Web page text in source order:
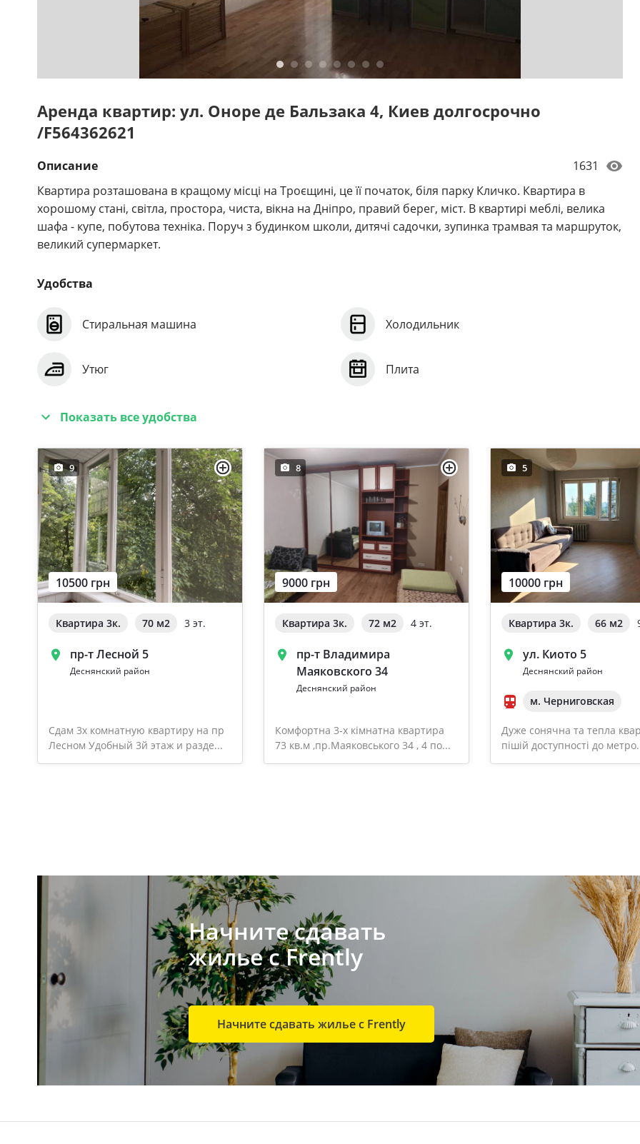
Аренда квартир: ул. Оноре де Бальзака 4, Киев долгосрочно
/F564362621
Описание
1631
Квартира розташована в кращому місці на Троєщині, це її початок, біля парку Кличко. Квартира в
хорошому стані, світла, простора, чиста, вікна на Дніпро, правий берег, міст. В квартирі меблі, велика
шафа - купе, побутова техніка. Поруч з будинком школи, дитячі садочки, зупинка трамвая та маршруток,
великий супермаркет.
Удобства
Стиральная машина Холодильник
Утюг Плита
Показать все удобства
9
10500 грн
Квартира 3к. 70 м2 3 эт.
пр-т Лесной 5
Деснянский район
Сдам 3х комнатную квартиру на пр
Лесном Удобный 3й этаж и разде...
8
9000 грн
Квартира 3к. 72 м2 4 эт.
пр-т Владимира
Маяковского 34
Деснянский район
Комфортна 3-х кімнатна квартира
73 кв.м ,пр.Маяковського 34 , 4 по...
5
10000 грн
Квартира 3к. 66 м2
ул. Киото 5
Деснянский район
м. Черниговская
Дуже сонячна та тепла
пішій доступності до
Начните сдавать
жилье с Frently
Начните сдавать жилье с Frently